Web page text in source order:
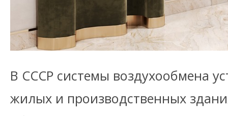
В СССР системы воздухообмена
жилых и производственных